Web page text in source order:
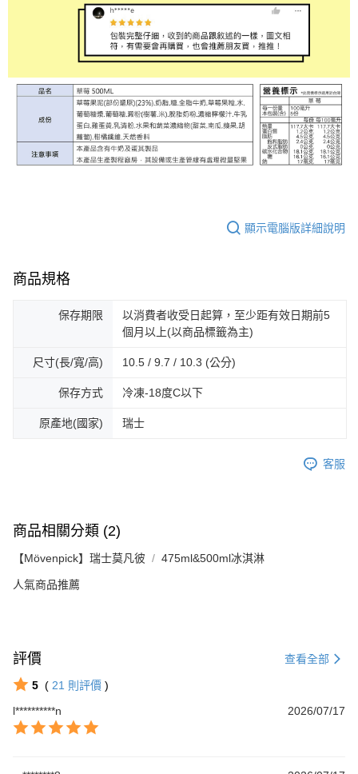
顯示電腦版詳細說明
商品規格
保存期限
以消費者收受日起算，至少距有效日期前5
個月以上(以商品標籤為主)
尺寸(長/寬/高) 10.5 / 9.7 / 10.3 (公分)
保存方式 冷凍-18度C以下
原產地(國家) 瑞士
客服
商品相關分類 (2)
【Mövenpick】瑞士莫凡彼 475ml&500ml冰淇淋
人氣商品推薦
評價 查看全部
5 ( 21 則評價 )
l**********n
2026/07/17